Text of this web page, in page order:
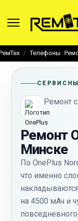
Телефоны
Ремонт
Ремонт
Минске
По OnePlus
что именно
на 4500 мАч и